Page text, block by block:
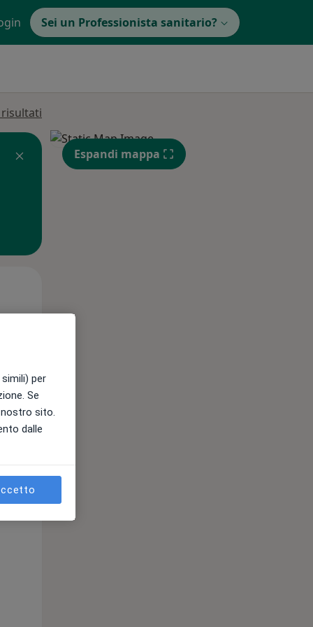
Sei un Professionista sanitario?
Gio,
Espandi mappa
per
Se
sito.
dalle